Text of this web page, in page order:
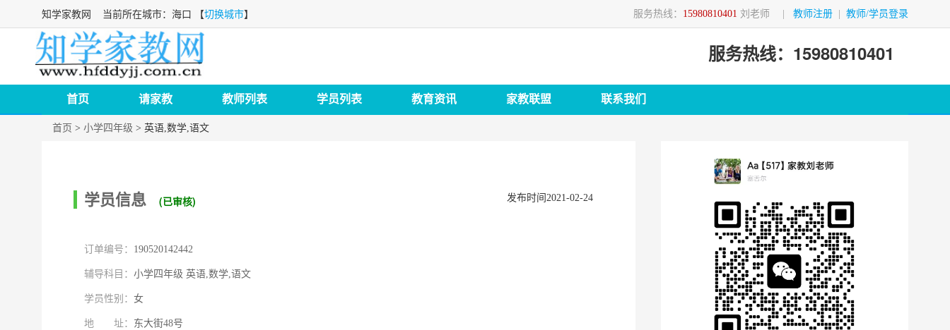
服务热线： 15980810401 刘老师 教师注册 教师/学员登录
知学家教网 当前所在城市：海口 【切换城市】
服务热线：15980810401
首页 请家教 教师列表 学员列表 教育资讯 家教联盟 联系我们
首页 > 小学四年级 > 英语,数学,语文
学员信息 (已审核) 发布时间2021-02-24
订单编号： 190520142442
辅导科目： 小学四年级 英语,数学,语文
学员性别： 女
地 址： 东大街48号